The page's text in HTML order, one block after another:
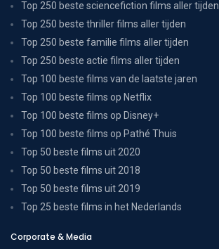
Top 250 beste sciencefiction films aller tijden
Top 250 beste thriller films aller tijden
Top 250 beste familie films aller tijden
Top 250 beste actie films aller tijden
Top 100 beste films van de laatste jaren
Top 100 beste films op Netflix
Top 100 beste films op Disney+
Top 100 beste films op Pathé Thuis
Top 50 beste films uit 2020
Top 50 beste films uit 2018
Top 50 beste films uit 2019
Top 25 beste films in het Nederlands
Corporate & Media